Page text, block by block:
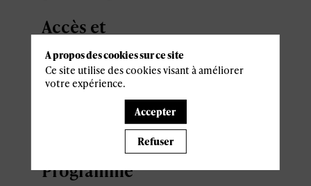
Accès et
stationnement
Casino 2000
5 Rue Flammang
L -5618 Mondorf-les-Bains
Parking recommandé : Casino
Programme
A propos des cookies sur ce site
Ce site utilise des cookies visant à améliorer
votre expérience.
Accepter
Refuser